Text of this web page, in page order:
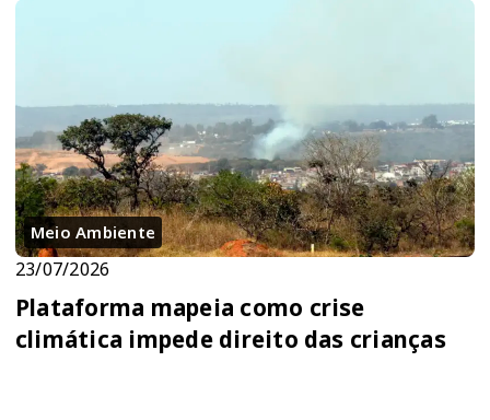
Meio Ambiente
23/07/2026
Plataforma mapeia como crise
climática impede direito das crianças